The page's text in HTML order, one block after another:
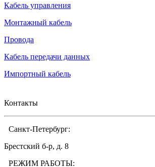
Кабель управления
Монтажный кабель
Провода
Кабель передачи данных
Импортный кабель
Контакты
Санкт-Петербург:
Брестский б-р, д. 8
РЕЖИМ РАБОТЫ: